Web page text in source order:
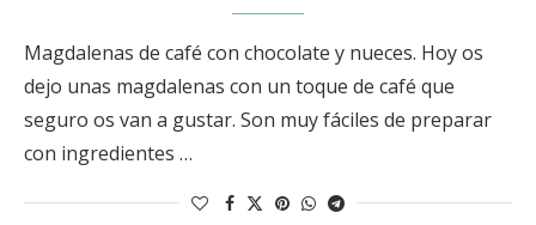
Magdalenas de café con chocolate y nueces. Hoy os
dejo unas magdalenas con un toque de café que
seguro os van a gustar. Son muy fáciles de preparar
con ingredientes …